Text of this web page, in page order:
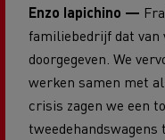
Enzo Iapichino —
familiebedrijf dat van
doorgegeven. We
werken samen met
crisis zagen we een